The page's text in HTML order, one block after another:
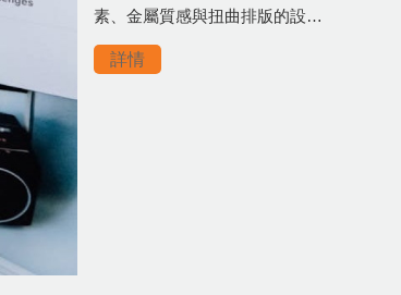
素、金屬質感與扭曲排版的設…
詳情